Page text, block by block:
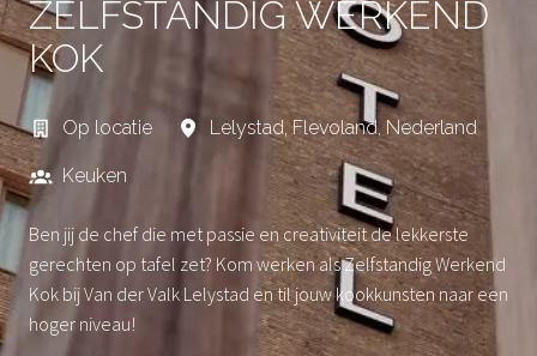
ZELFSTANDIG WERKEND
KOK
Op locatie Lelystad, Flevoland, Nederland
Keuken
Ben jij de chef die met passie en creativiteit de lekkerste
gerechten op tafel zet? Kom werken als Zelfstandig Werkend
Kok bij Van der Valk Lelystad en til jouw kookkunsten naar een
hoger niveau!